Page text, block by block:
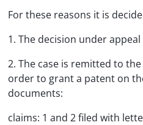
For these reasons it is
1. The decision under appeal
2. The case is remitted to
order to grant a patent on
documents:
claims: 1 and 2 filed with